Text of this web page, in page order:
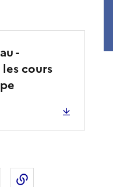
-
cours
sur LinkedIn
Partager par email